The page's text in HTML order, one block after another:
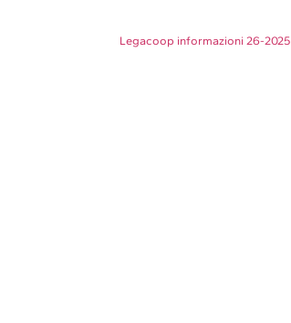
Legacoop informazioni 26-2025